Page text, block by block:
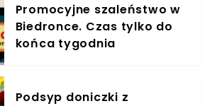
Promocyjne szaleństwo w
Biedronce. Czas tylko do
końca tygodnia
Podsyp doniczki z